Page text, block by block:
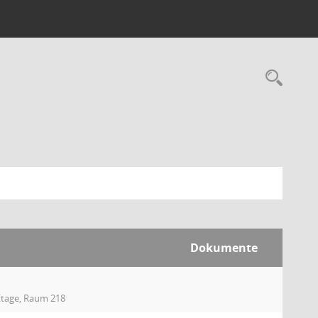
Dokumente
Raum 218